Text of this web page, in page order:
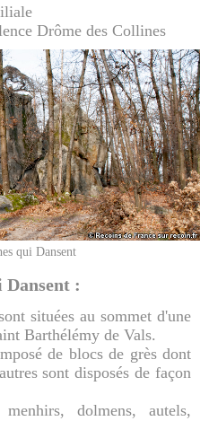
Drôme des Collines
qui Dansent
Dansent :
situées au sommet d'une
Barthélémy de Vals.
de blocs de grès dont
sont disposés de façon
dolmens, autels,